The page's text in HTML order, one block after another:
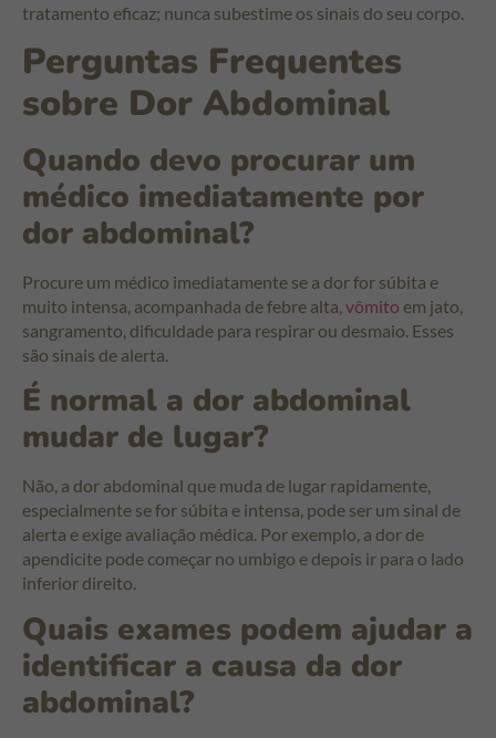
tratamento eficaz; nunca subestime os sinais do seu corpo.
Perguntas Frequentes
sobre Dor Abdominal
Quando devo procurar um
médico imediatamente por
dor abdominal?
Procure um médico imediatamente se a dor for súbita e
muito intensa, acompanhada de febre alta, vômito em jato,
sangramento, dificuldade para respirar ou desmaio. Esses
são sinais de alerta.
É normal a dor abdominal
mudar de lugar?
Não, a dor abdominal que muda de lugar rapidamente,
especialmente se for súbita e intensa, pode ser um sinal de
alerta e exige avaliação médica. Por exemplo, a dor de
apendicite pode começar no umbigo e depois ir para o lado
inferior direito.
Quais exames podem ajudar a
identificar a causa da dor
abdominal?